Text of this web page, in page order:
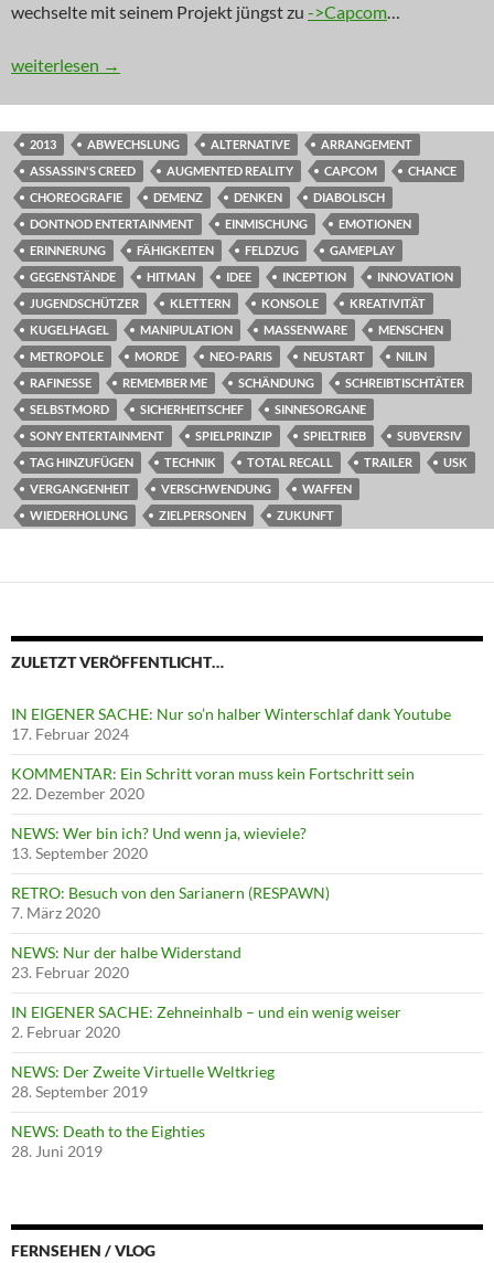
wechselte mit seinem Projekt jüngst zu ->Capcom…
NEWS: Vergissmeinnicht
weiterlesen →
2013 ABWECHSLUNG ALTERNATIVE
ARRANGEMENT
ASSASSIN'S CREED
AUGMENTED REALITY CAPCOM
CHANCE
CHOREOGRAFIE
DEMENZ DENKEN
DIABOLISCH
DONTNOD ENTERTAINMENT
EINMISCHUNG
EMOTIONEN
ERINNERUNG
FÄHIGKEITEN FELDZUG
GAMEPLAY
GEGENSTÄNDE
HITMAN IDEE INCEPTION
INNOVATION
JUGENDSCHÜTZER
KLETTERN KONSOLE
KREATIVITÄT
KUGELHAGEL
MANIPULATION MASSENWARE
MENSCHEN
METROPOLE
MORDE NEO-PARIS NEUSTART
NILIN
RAFINESSE
REMEMBER ME SCHÄNDUNG
SCHREIBTISCHTÄTER
SELBSTMORD
SICHERHEITSCHEF
SINNESORGANE
SONY ENTERTAINMENT
SPIELPRINZIP SPIELTRIEB
SUBVERSIV
TAG HINZUFÜGEN
TECHNIK TOTAL RECALL TRAILER
USK
VERGANGENHEIT
VERSCHWENDUNG
WAFFEN
WIEDERHOLUNG
ZIELPERSONEN ZUKUNFT
ZULETZT VERÖFFENTLICHT…
IN EIGENER SACHE: Nur so’n halber Winterschlaf dank Youtube
17. Februar 2024
KOMMENTAR: Ein Schritt voran muss kein Fortschritt sein
22. Dezember 2020
NEWS: Wer bin ich? Und wenn ja, wieviele?
13. September 2020
RETRO: Besuch von den Sarianern (RESPAWN)
7. März 2020
NEWS: Nur der halbe Widerstand
23. Februar 2020
IN EIGENER SACHE: Zehneinhalb – und ein wenig weiser
2. Februar 2020
NEWS: Der Zweite Virtuelle Weltkrieg
28. September 2019
NEWS: Death to the Eighties
28. Juni 2019
FERNSEHEN / VLOG